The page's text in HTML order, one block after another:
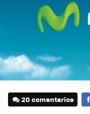
20 comentarios